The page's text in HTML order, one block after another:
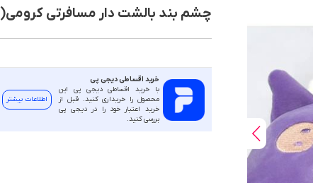
چشم بند بالشت دار مسافرتی کرومی(8886)
خرید اقساطی دیجی پی
با خرید اقساطی دیجی پی این
محصول را خریداری کنید. قبل از
خرید اعتبار خود را در دیجی پی
بررسی کنید.
اطلاعات بیشتر